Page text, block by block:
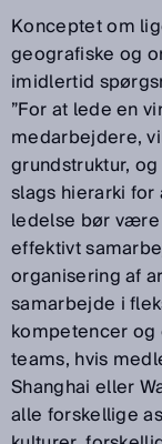
Konceptet om
geografiske og
imidlertid
”For at lede en
medarbejdere,
grundstruktur,
slags hierarki
ledelse bør
effektivt
organisering af
samarbejde i
kompetencer og
teams, hvis
Shanghai eller
alle forskellige